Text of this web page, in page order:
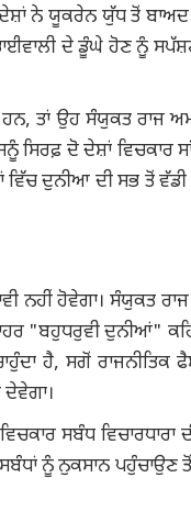
ਨੇ ਯੂਕਰੇਨ ਯੁੱਧ ਤੋਂ
ਦੇ ਡੂੰਘੇ ਹੋਣ ਨੂੰ
ਤਾਂ ਉਹ ਸੰਯੁਕਤ ਰਾਜ
ਦੋ ਦੇਸ਼ਾਂ ਵਿਚਕਾਰ
ਦੁਨੀਆ ਦੀ ਸਭ ਤੋਂ
ਹੋਵੇਗਾ। ਸੰਯੁਕਤ
"ਬਹੁਧਰੁਵੀ ਦੁਨੀਆਂ"
ਹੈ, ਸਗੋਂ ਰਾਜਨੀਤਿਕ
ਸਬੰਧ ਵਿਚਾਰਧਾਰਾ
ਸਬੰਧਾਂ ਨੂੰ ਨੁਕਸਾਨ